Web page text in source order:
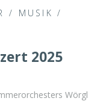
/ MUSIK /
2025
Wörgl